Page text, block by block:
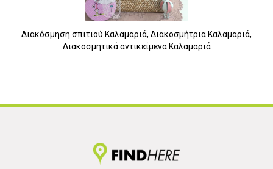
Διακόσμηση σπιτιού Καλαμαριά, Διακοσμήτρια Καλαμαριά,
Διακοσμητικά αντικείμενα Καλαμαριά